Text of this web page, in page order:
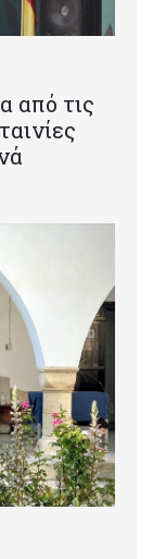
από τις